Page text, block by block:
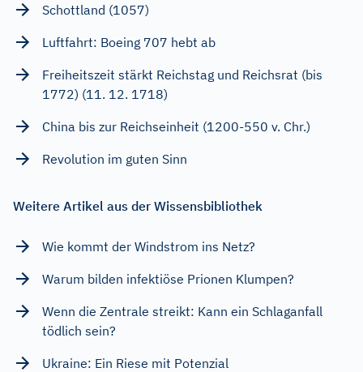
Schottland (1057)
Luftfahrt: Boeing 707 hebt ab
Freiheitszeit stärkt Reichstag und Reichsrat (bis
1772) (11. 12. 1718)
China bis zur Reichseinheit (1200-550 v. Chr.)
Revolution im guten Sinn
Weitere Artikel aus der Wissensbibliothek
Wie kommt der Windstrom ins Netz?
Warum bilden infektiöse Prionen Klumpen?
Wenn die Zentrale streikt: Kann ein Schlaganfall
tödlich sein?
Ukraine: Ein Riese mit Potenzial